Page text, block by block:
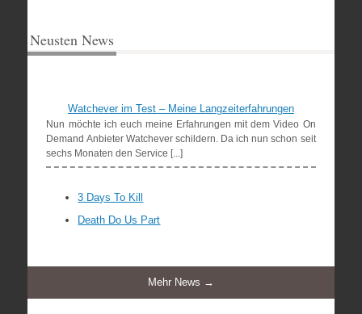
Neusten News
Watchever im Test – Meine Langzeiterfahrungen
Nun möchte ich euch meine Erfahrungen mit dem Video On
Demand Anbieter Watchever schildern. Da ich nun schon seit
sechs Monaten den Service [...]
3 Days To Kill
Death Do Us Part
Mehr News →